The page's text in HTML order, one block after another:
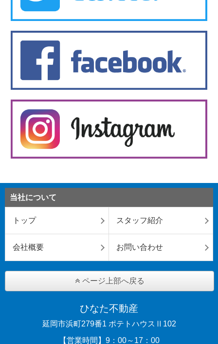
当社について
トップ スタッフ紹介
会社概要 お問い合わせ
ページ上部へ戻る
ひなた不動産
延岡市浜町279番1 ポテトハウスⅡ102
【営業時間】9：00～17：00